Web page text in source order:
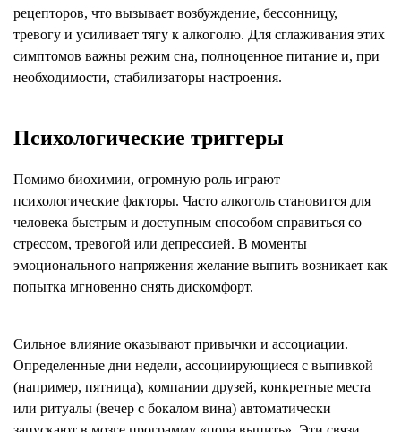
рецепторов, что вызывает возбуждение, бессонницу,
тревогу и усиливает тягу к алкоголю. Для сглаживания этих
симптомов важны режим сна, полноценное питание и, при
необходимости, стабилизаторы настроения.
Психологические триггеры
Помимо биохимии, огромную роль играют
психологические факторы. Часто алкоголь становится для
человека быстрым и доступным способом справиться со
стрессом, тревогой или депрессией. В моменты
эмоционального напряжения желание выпить возникает как
попытка мгновенно снять дискомфорт.
Сильное влияние оказывают привычки и ассоциации.
Определенные дни недели, ассоциирующиеся с выпивкой
(например, пятница), компании друзей, конкретные места
или ритуалы (вечер с бокалом вина) автоматически